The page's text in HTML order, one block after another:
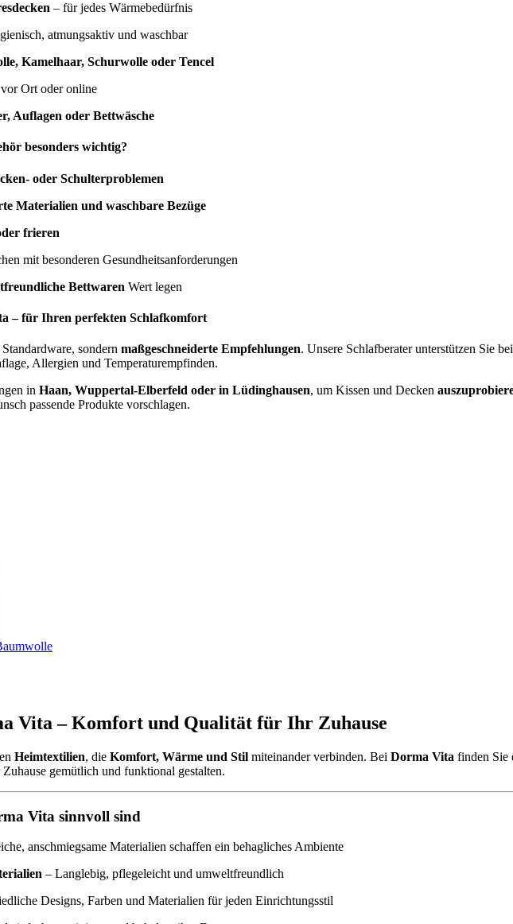
– für jedes Wärmebedürfnis
atmungsaktiv und waschbar
Kamelhaar, Schurwolle oder Tencel
Ort oder online
Auflagen oder Bettwäsche
besonders wichtig?
oder Schulterproblemen
Materialien und waschbare Bezüge
frieren
mit besonderen Gesundheitsanforderungen
Bettwaren Wert legen
– für Ihren perfekten Schlafkomfort
sondern maßgeschneiderte Empfehlungen. Unsere Schlafberater unterstützen Sie
Allergien und Temperaturempfinden.
in Haan, Wuppertal-Elberfeld oder in Lüdinghausen, um Kissen und Decken
passende Produkte vorschlagen.
Vita – Komfort und Qualität für Ihr Zuhause
Heimtextilien, die Komfort, Wärme und Stil miteinander verbinden. Bei Dorma Vita finden Sie
gemütlich und funktional gestalten.
Vita sinnvoll sind
anschmiegsame Materialien schaffen ein behagliches Ambiente
– Langlebig, pflegeleicht und umweltfreundlich
Designs, Farben und Materialien für jeden Einrichtungsstil